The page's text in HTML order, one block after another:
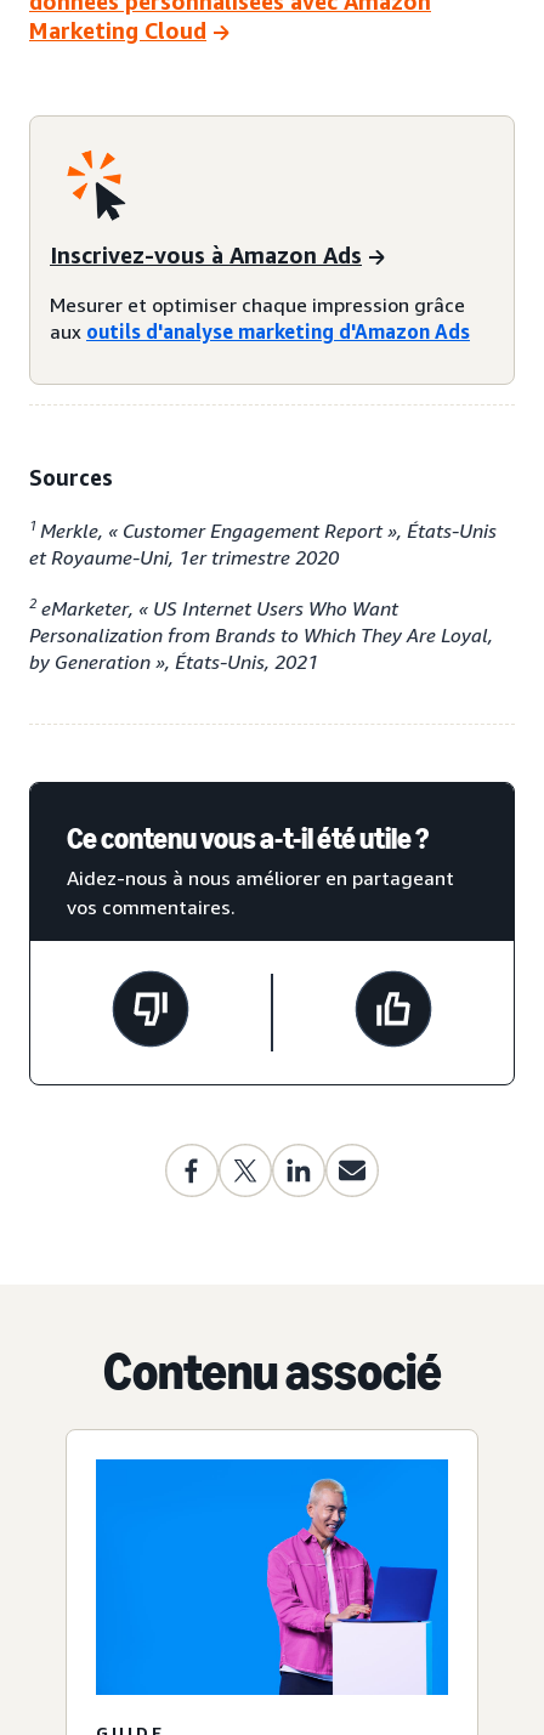
Marketing Cloud
Inscrivez-vous à Amazon Ads
Mesurer et optimiser chaque impression grâce
aux outils d'analyse marketing d'Amazon Ads
Sources
1 Merkle, « Customer Engagement Report », États-Unis
et Royaume-Uni, 1er trimestre 2020
2 eMarketer, « US Internet Users Who Want
Personalization from Brands to Which They Are Loyal,
by Generation », États-Unis, 2021
Ce contenu vous a-t-il été utile ?
Aidez-nous à nous améliorer en partageant
vos commentaires.
Contenu associé